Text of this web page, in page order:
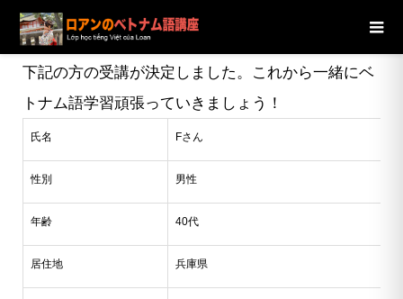
ブログ
ました
下記の方の受講が決定しました。これから一緒にベ
トナム語学習頑張っていきましょう！
氏名 Fさん
性別 男性
年齢 40代
居住地 兵庫県